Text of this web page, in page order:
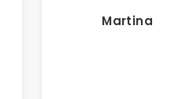
Martina